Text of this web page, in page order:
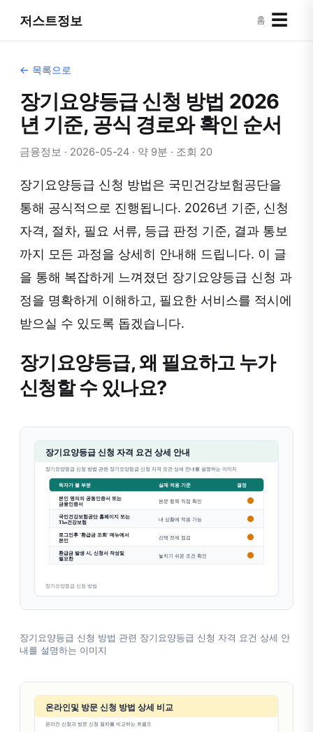
저스트정보 홈 ☰
← 목록으로
장기요양등급 신청 방법 2026
년 기준, 공식 경로와 확인 순서
금융정보 · 2026-05-24 · 약 9분 · 조회 20
장기요양등급 신청 방법은 국민건강보험공단을
통해 공식적으로 진행됩니다. 2026년 기준, 신청
자격, 절차, 필요 서류, 등급 판정 기준, 결과 통보
까지 모든 과정을 상세히 안내해 드립니다. 이 글
을 통해 복잡하게 느껴졌던 장기요양등급 신청 과
정을 명확하게 이해하고, 필요한 서비스를 적시에
받으실 수 있도록 돕겠습니다.
장기요양등급, 왜 필요하고 누가
신청할 수 있나요?
장기요양등급 신청 방법 관련 장기요양등급 신청 자격 요건 상세 안
내를 설명하는 이미지